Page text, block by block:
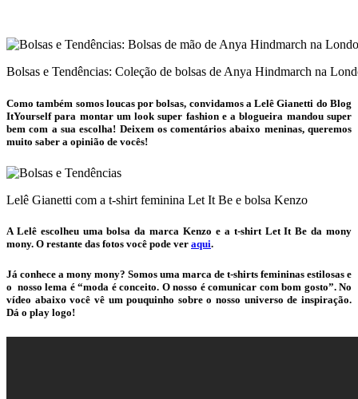
Bolsas e Tendências: Coleção de bolsas de Anya Hindmarch na
Como também somos loucas por bolsas, convidamos a Lelê Gianetti do Blog
ItYourself para montar um look super fashion e a blogueira mandou super
bem com a sua escolha! Deixem os comentários abaixo meninas, queremos
muito saber a opinião de vocês!
Lelê Gianetti com a t-shirt feminina Let It Be e bolsa Kenzo
A Lelê escolheu uma bolsa da marca Kenzo e a t-shirt Let It Be da mony
mony. O restante das fotos você pode ver aqui.
Já conhece a mony mony? Somos uma marca de t-shirts femininas estilosas e
o nosso lema é “moda é conceito. O nosso é comunicar com bom gosto”. No
vídeo abaixo você vê um pouquinho sobre o nosso universo de inspiração.
Dá o play logo!